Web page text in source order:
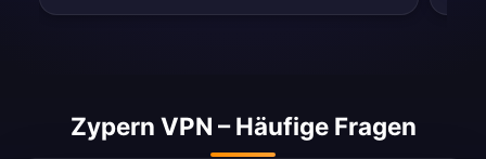
Zypern VPN – Häufige Fragen